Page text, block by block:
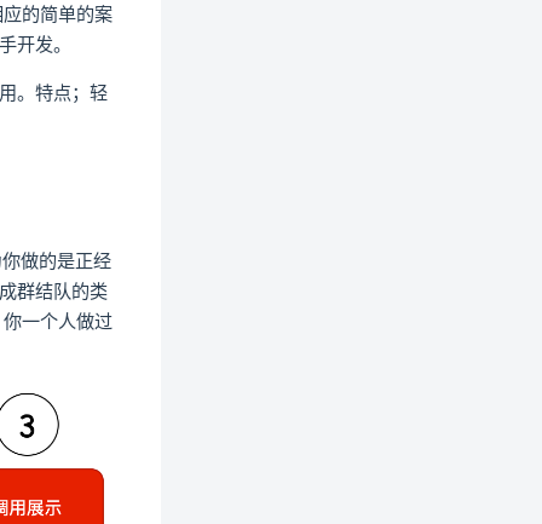
的简单的案
开发。
。特点；轻
做的是正经
群结队的类
一个人做过